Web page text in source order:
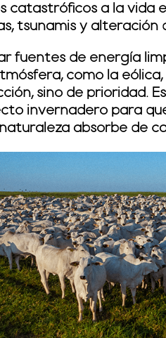
catastróficos a la vida
tsunamis y alteración
fuentes de energía
como la
sino de prioridad.
invernadero para
absorbe de